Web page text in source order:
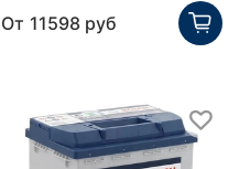
От 11598 руб